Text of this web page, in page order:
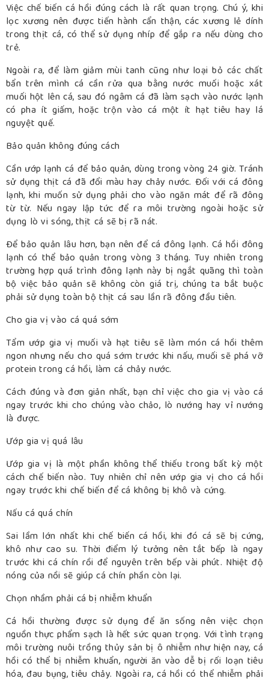
Việc chế biến cá hồi đúng cách là rất quan trọng. Chú ý, khi
lọc xương nên được tiến hành cẩn thận, các xương lẻ dính
trong thịt cá, có thể sử dụng nhíp để gắp ra nếu dùng cho
trẻ.
Ngoài ra, để làm giảm mùi tanh cũng như loại bỏ các chất
bẩn trên mình cá cần rửa qua bằng nước muối hoặc xát
muối hột lên cá, sau đó ngâm cá đã làm sạch vào nước lạnh
có pha ít giấm, hoặc trộn vào cá một ít hạt tiêu hay lá
nguyệt quế.
Bảo quản không đúng cách
Cần ướp lạnh cá để bảo quản, dùng trong vòng 24 giờ. Tránh
sử dụng thịt cá đã đổi màu hay chảy nước. Đối với cá đông
lạnh, khi muốn sử dụng phải cho vào ngăn mát để rã đông
từ từ. Nếu ngay lập tức để ra môi trường ngoài hoặc sử
dụng lò vi sóng, thịt cá sẽ bị rã nát.
Để bảo quản lâu hơn, bạn nên để cá đông lạnh. Cá hồi đông
lạnh có thể bảo quản trong vòng 3 tháng. Tuy nhiên trong
trường hợp quá trình đông lạnh này bị ngắt quãng thì toàn
bộ việc bảo quản sẽ không còn giá trị, chúng ta bắt buộc
phải sử dụng toàn bộ thịt cá sau lần rã đông đầu tiên.
Cho gia vị vào cá quá sớm
Tẩm ướp gia vị muối và hạt tiêu sẽ làm món cá hồi thêm
ngon nhưng nếu cho quá sớm trước khi nấu, muối sẽ phá vỡ
protein trong cá hồi, làm cá chảy nước.
Cách đúng và đơn giản nhất, bạn chỉ việc cho gia vị vào cá
ngay trước khi cho chúng vào chảo, lò nướng hay vỉ nướng
là được.
Ướp gia vị quá lâu
Ướp gia vị là một phần không thể thiếu trong bất kỳ một
cách chế biến nào. Tuy nhiên chỉ nên ướp gia vị cho cá hồi
ngay trước khi chế biến để cá không bị khô và cứng.
Nấu cá quá chín
Sai lầm lớn nhất khi chế biến cá hồi, khi đó cá sẽ bị cứng,
khô như cao su. Thời điểm lý tưởng nên tắt bếp là ngay
trước khi cá chín rồi để nguyên trên bếp vài phút. Nhiệt độ
nóng của nồi sẽ giúp cá chín phần còn lại.
Chọn nhầm phải cá bị nhiễm khuẩn
Cá hồi thường được sử dụng để ăn sống nên việc chọn
nguồn thực phẩm sạch là hết sức quan trọng. Với tình trạng
môi trường nuôi trồng thủy sản bị ô nhiễm như hiện nay, cá
hồi có thể bị nhiễm khuẩn, người ăn vào dễ bị rối loạn tiêu
hóa, đau bụng, tiêu chảy. Ngoài ra, cá hồi có thể nhiễm phải